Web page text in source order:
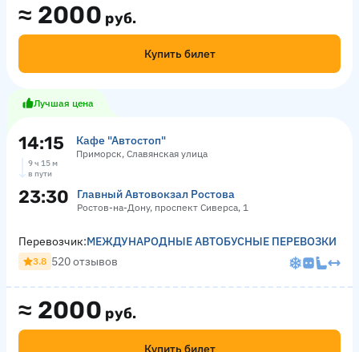
≈ 2000 руб.
Купить билет
Лучшая цена
14:15 Кафе "Автостоп"
Приморск, Славянская улица
9 ч 15 м
в пути
23:30 Главный Автовокзал Ростова
Ростов-на-Дону, проспект Сиверса, 1
≈ 2000 руб.
Купить билет
Перевозчик:МЕЖДУНАРОДНЫЕ АВТОБУСНЫЕ ПЕРЕВОЗКИ
3.8 520 отзывов